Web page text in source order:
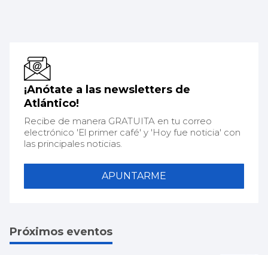
¡Anótate a las newsletters de
Atlántico!
Recibe de manera GRATUITA en tu correo
electrónico 'El primer café' y 'Hoy fue noticia' con
las principales noticias.
APUNTARME
Próximos eventos